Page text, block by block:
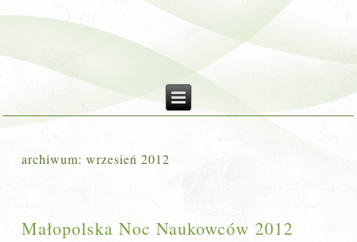
archiwum:wrzesień 2012
Małopolska Noc Naukowców 2012